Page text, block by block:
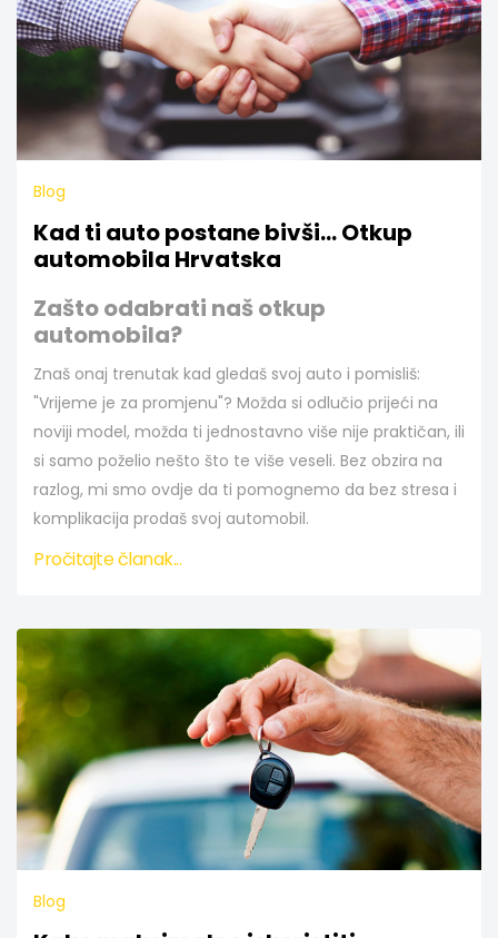
Blog
Kad ti auto postane bivši... Otkup
automobila Hrvatska
Zašto odabrati naš otkup
automobila?
Znaš onaj trenutak kad gledaš svoj auto i pomisliš:
"Vrijeme je za promjenu"? Možda si odlučio prijeći na
noviji model, možda ti jednostavno više nije praktičan, ili
si samo poželio nešto što te više veseli. Bez obzira na
razlog, mi smo ovdje da ti pomognemo da bez stresa i
komplikacija prodaš svoj automobil.
Pročitajte članak...
Blog